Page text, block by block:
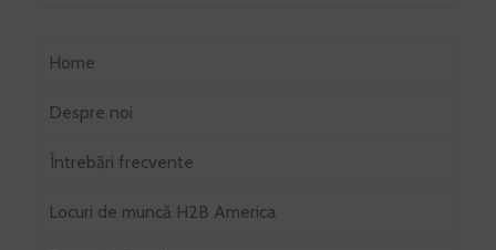
Home
Despre noi
Întrebări frecvente
Locuri de muncă H2B America